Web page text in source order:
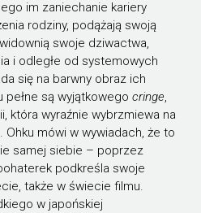
im zaniechanie kariery
rodziny, podążają swoją
swoje dziwactwa,
i odległe od systemowych
się na barwny obraz ich
pełne są wyjątkowegocringe
która wyraźnie wybrzmiewa na
mówi w wywiadach, że to
samej siebie – poprzez
podkreśla swoje
także w świecie filmu.
w japońskiej